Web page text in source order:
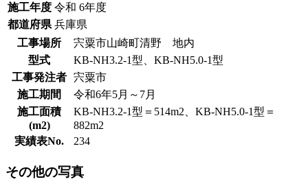
施工年度 令和 6年度
都道府県 兵庫県
工事場所
宍粟市山崎町清野 地内
型式
KB-NH3.2-1型、KB-NH5.0-1型
工事発注者 宍粟市
施工期間
令和6年5月～7月
施工面積
(m2)
KB-NH3.2-1型＝514m2、KB-NH5.0-1型＝
882m2
実績表No.
234
その他の写真